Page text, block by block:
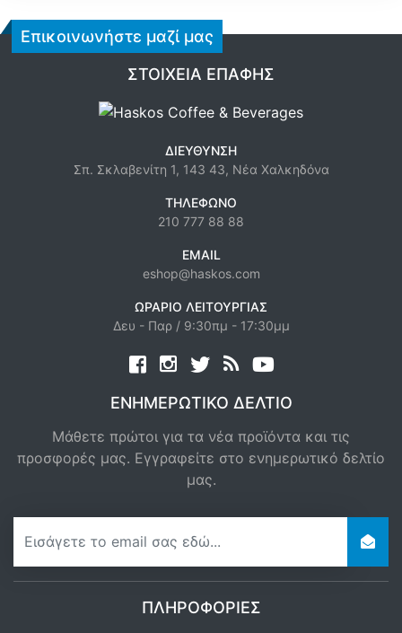
Επικοινωνήστε μαζί μας
ΣΤΟΙΧΕΊΑ ΕΠΑΦΉΣ
ΔΙΕΎΘΥΝΣΗ
Σπ. Σκλαβενίτη 1, 143 43, Νέα Χαλκηδόνα
ΤΗΛΈΦΩΝΟ
210 777 88 88
EMAIL
eshop@haskos.com
ΩΡΆΡΙΟ ΛΕΙΤΟΥΡΓΊΑΣ
Δευ - Παρ / 9:30πμ - 17:30μμ
Facebook twitternews rss
ΕΝΗΜΕΡΩΤΙΚΌ ΔΕΛΤΊΟ
Μάθετε πρώτοι για τα νέα προϊόντα και τις
προσφορές μας. Εγγραφείτε στο ενημερωτικό δελτίο
μας.
ΠΛΗΡΟΦΟΡΊΕΣ